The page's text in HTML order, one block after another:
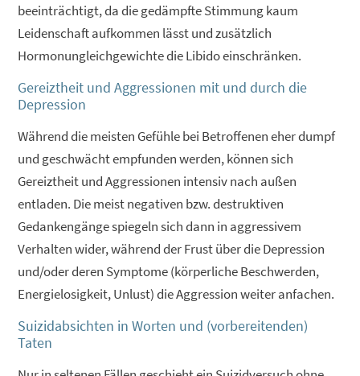
beeinträchtigt, da die gedämpfte Stimmung kaum
Leidenschaft aufkommen lässt und zusätzlich
Hormonungleichgewichte die Libido einschränken.
Gereiztheit und Aggressionen mit und durch die
Depression
Während die meisten Gefühle bei Betroffenen eher dumpf
und geschwächt empfunden werden, können sich
Gereiztheit und Aggressionen intensiv nach außen
entladen. Die meist negativen bzw. destruktiven
Gedankengänge spiegeln sich dann in aggressivem
Verhalten wider, während der Frust über die Depression
und/oder deren Symptome (körperliche Beschwerden,
Energielosigkeit, Unlust) die Aggression weiter anfachen.
Suizidabsichten in Worten und (vorbereitenden)
Taten